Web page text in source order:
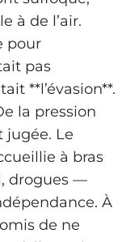
à de l’air.
pour
pas
**l’évasion**.
la pression
jugée. Le
à bras
drogues —
À
de ne